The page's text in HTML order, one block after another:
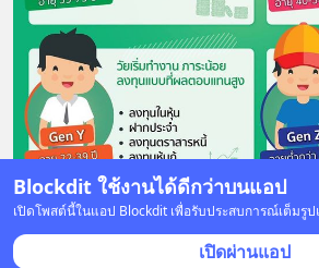
Blockdit ใช้งานได้ดีกว่าบนแอป
เปิดโพสต์นี้ในแอป Blockdit เพื่อรับประสบการณ์เต็มรู
เปิดผ่านแอป
11 บันทึก